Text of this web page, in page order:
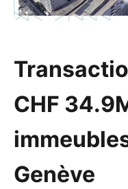
CHF
Genève